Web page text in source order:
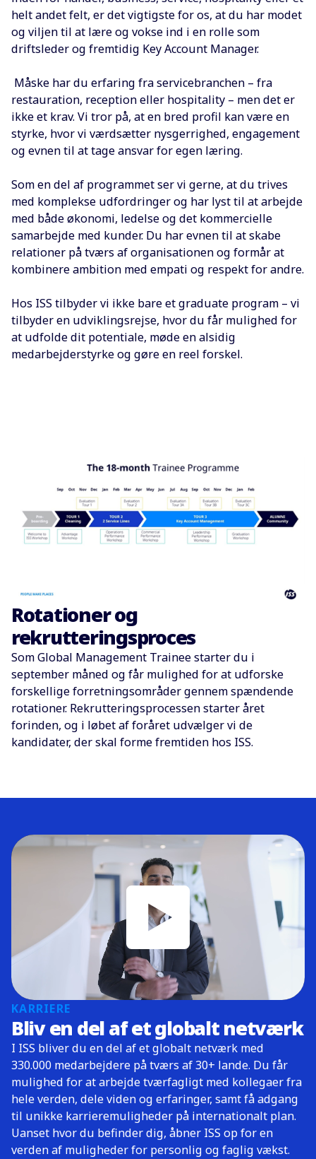
helt andet felt, er det vigtigste for os, at du har modet
og viljen til at lære og vokse ind i en rolle som
driftsleder og fremtidig Key Account Manager.
Måske har du erfaring fra servicebranchen – fra
restauration, reception eller hospitality – men det er
ikke et krav. Vi tror på, at en bred profil kan være en
styrke, hvor vi værdsætter nysgerrighed, engagement
og evnen til at tage ansvar for egen læring.
Som en del af programmet ser vi gerne, at du trives
med komplekse udfordringer og har lyst til at arbejde
med både økonomi, ledelse og det kommercielle
samarbejde med kunder. Du har evnen til at skabe
relationer på tværs af organisationen og formår at
kombinere ambition med empati og respekt for andre.
Hos ISS tilbyder vi ikke bare et graduate program – vi
tilbyder en udviklingsrejse, hvor du får mulighed for
at udfolde dit potentiale, møde en alsidig
medarbejderstyrke og gøre en reel forskel.
Rotationer og
rekrutteringsproces
Som Global Management Trainee starter du i
september måned og får mulighed for at udforske
forskellige forretningsområder gennem spændende
rotationer. Rekrutteringsprocessen starter året
forinden, og i løbet af foråret udvælger vi de
kandidater, der skal forme fremtiden hos ISS.
KARRIERE
Bliv en del af et globalt netværk
I ISS bliver du en del af et globalt netværk med
330.000 medarbejdere på tværs af 30+ lande. Du får
mulighed for at arbejde tværfagligt med kollegaer fra
hele verden, dele viden og erfaringer, samt få adgang
til unikke karrieremuligheder på internationalt plan.
Uanset hvor du befinder dig, åbner ISS op for en
verden af muligheder for personlig og faglig vækst.